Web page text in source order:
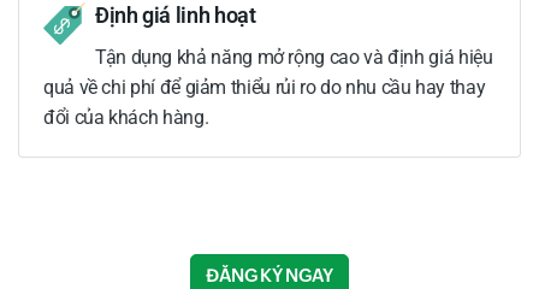
Định giá linh hoạt
Tận dụng khả năng mở rộng cao và định giá hiệu
quả về chi phí để giảm thiểu rủi ro do nhu cầu hay thay
đổi của khách hàng.
ĐĂNG KÝ NGAY